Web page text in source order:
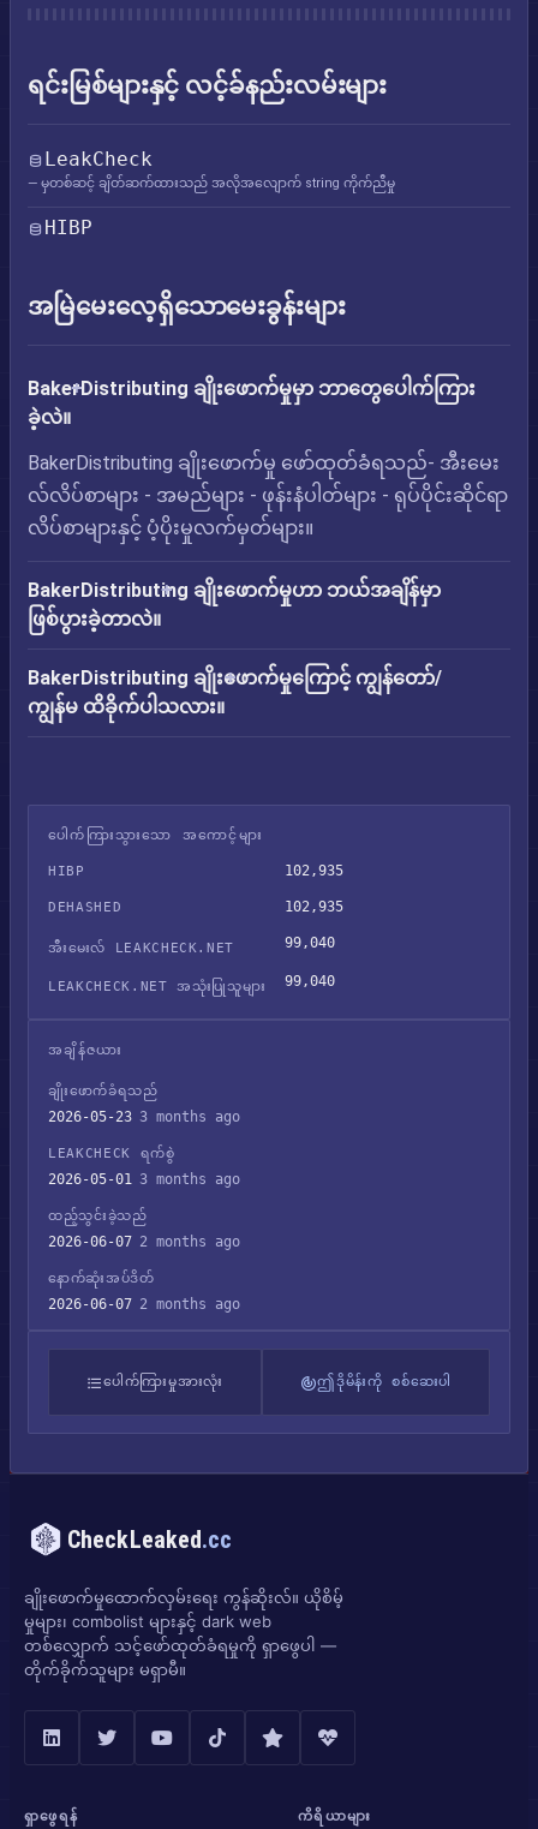
ရင်းမြစ်များနှင့် လင့်ခ်နည်းလမ်းများ
LeakCheck
— မှတစ်ဆင့် ချိတ်ဆက်ထားသည် အလိုအလျောက် string ကိုက်ညီမှု
HIBP
အမြဲမေးလေ့ရှိသောမေးခွန်းများ
BakerDistributing ချိုးဖောက်မှုမှာ ဘာတွေပေါက်ကြား
ခဲ့လဲ။
BakerDistributing ချိုးဖောက်မှု ဖော်ထုတ်ခံရသည်- အီးမေး
လ်လိပ်စာများ - အမည်များ - ဖုန်းနံပါတ်များ - ရုပ်ပိုင်းဆိုင်ရာ
လိပ်စာများနှင့် ပံ့ပိုးမှုလက်မှတ်များ။
BakerDistributing ချိုးဖောက်မှုဟာ ဘယ်အချိန်မှာ
ဖြစ်ပွားခဲ့တာလဲ။
BakerDistributing ချိုးဖောက်မှုကြောင့် ကျွန်တော်/
ကျွန်မ ထိခိုက်ပါသလား။
ပေါက်ကြားသွားသော အကောင့်များ
HIBP 102,935
DEHASHED 102,935
အီးမေးလ် LEAKCHECK.NET 99,040
LEAKCHECK.NET အသုံးပြုသူများ 99,040
အချိန်ဇယား
ချိုးဖောက်ခံရသည်
2026-05-23 3 months ago
LEAKCHECK ရက်စွဲ
2026-05-01 3 months ago
ထည့်သွင်းခဲ့သည်
2026-06-07 2 months ago
နောက်ဆုံးအပ်ဒိတ်
2026-06-07 2 months ago
ပေါက်ကြားမှုအားလုံး ဤဒိုမိန်းကို စစ်ဆေးပါ
CheckLeaked.cc
ချိုးဖောက်မှုထောက်လှမ်းရေး ကွန်ဆိုးလ်။ ယိုစိမ့်
မှုများ၊ combolist များနှင့် dark web
တစ်လျှောက် သင့်ဖော်ထုတ်ခံရမှုကို ရှာဖွေပါ —
တိုက်ခိုက်သူများ မရှာမီ။
ရှာဖွေရန် ကိရိယာများ